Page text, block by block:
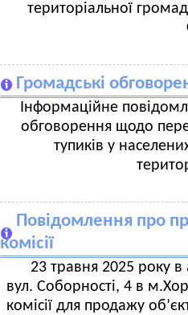
територіальної
Громадські
Інформаційне
обговорення щодо
тупиків у
Повідомлення про
комісії
23 травня 2025 року
вул. Соборності, 4 в
комісії для продажу